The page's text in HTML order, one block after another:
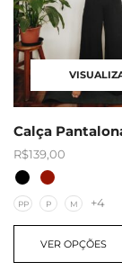
Calça
R$139,00
PP P M +4
VER OPÇÕES